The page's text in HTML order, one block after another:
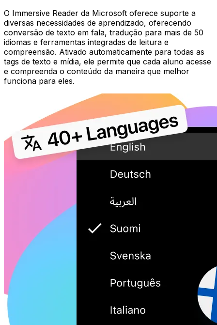
O Immersive Reader da Microsoft oferece suporte a
diversas necessidades de aprendizado, oferecendo
conversão de texto em fala, tradução para mais de 50
idiomas e ferramentas integradas de leitura e
compreensão. Ativado automaticamente para todas as
tags de texto e mídia, ele permite que cada aluno acesse
e compreenda o conteúdo da maneira que melhor
funciona para eles.